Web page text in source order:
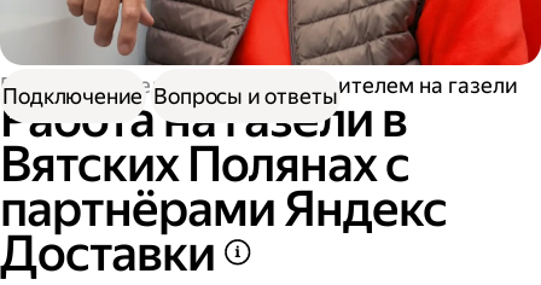
Работа водителем Работа водителем на газели
Работа на газели в
Вятских Полянах с
партнёрами Яндекс
Доставки
Подключение Вопросы и ответы